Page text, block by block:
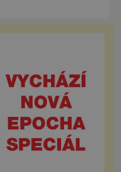
odtud
bohatství,
nejvýznamnějších
Karolina,
Je však